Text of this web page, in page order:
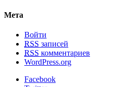
Мета
Войти
RSS записей
RSS комментариев
WordPress.org
Facebook